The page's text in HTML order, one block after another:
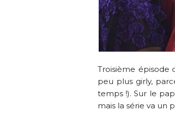
Troisième épisode
peu plus girly,
temps !). Sur le
mais la série va un